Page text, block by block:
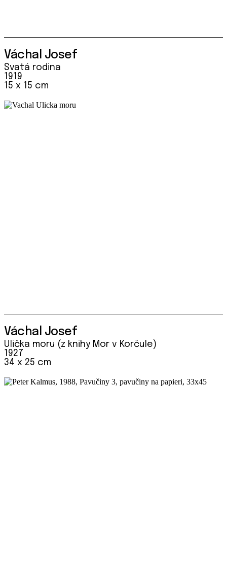
Váchal Josef
Svatá rodina
1919
15 x 15 cm
Váchal Josef
Ulička moru (z knihy Mor v Korčule)
1927
34 x 25 cm